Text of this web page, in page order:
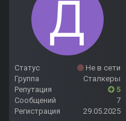
Статус
Не в сети
Группа
Сталкеры
Репутация
5
Сообщений
7
Регистрация
29.05.2025